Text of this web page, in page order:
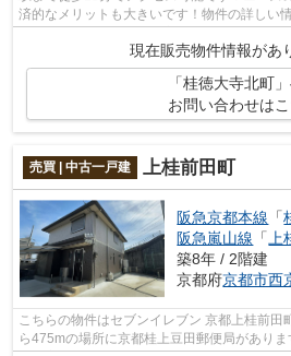
済的なメリットも大きいです！物件の詳しい
軽にご連絡ください！お客様が気にな...
現在販売物件情報があ
「桂徳大寺北町
お問い合わせは
売買 | 中古一戸建 上桂前田町
阪急京都本線 「
阪急嵐山線 「上
築8年 / 2階建
京都府京都市西
こちらの物件はセブンイレブン 京都上桂前田
ら475mの場所に京都桂上豆田郵便局があり